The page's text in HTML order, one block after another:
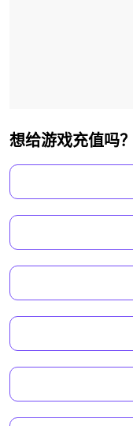
想给游戏充值吗？